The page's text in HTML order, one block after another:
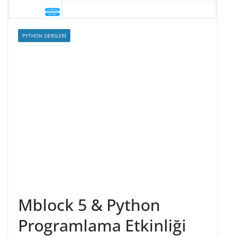
PYTHON DERSLERI
Mblock 5 & Python
Programlama Etkinliği